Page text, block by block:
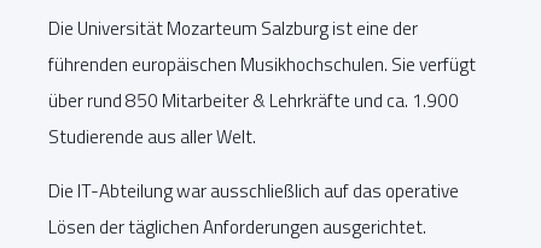
Die Universität Mozarteum Salzburg ist eine der
führenden europäischen Musikhochschulen. Sie verfügt
über rund 850 Mitarbeiter & Lehrkräfte und ca. 1.900
Studierende aus aller Welt.
Die IT-Abteilung war ausschließlich auf das operative
Lösen der täglichen Anforderungen ausgerichtet.